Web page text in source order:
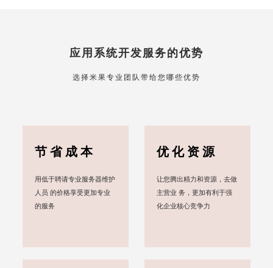
应用系统开发服务的优势
选择米果专业团队带给您哪些优势
节省成本
用低于聘请专业服务器维护
人员 的价格享受更加专业
的服务
优化资源
让您腾出精力和资源，去做
主营业 务，更加有利于强
化企业核心竞争力